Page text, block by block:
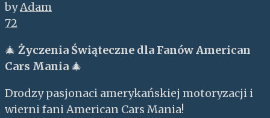
byAdam
72
🎄 Życzenia Świąteczne dla Fanów American
Cars Mania 🎄
Drodzy pasjonaci amerykańskiej motoryzacji i
wierni fani American Cars Mania!